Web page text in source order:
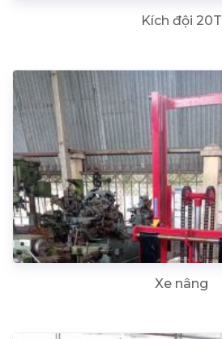
Kích đội 20T
Xe nâng